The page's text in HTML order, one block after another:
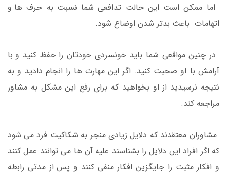
اما ممکن است این حالت تدافعی شما نسبت به حرف ها و
اتهامات باعث بدتر شدن اوضاع شود.
در چنین مواقعی شما باید خونسردی خودتان را حفظ کنید و با
آرامش با او صحبت کنید. اگر این مهارت ها را انجام دادید و به
نتیجه نرسیدید از او بخواهید که برای رفع این مشکل به مشاور
مراجعه کند.
مشاوران معتقدند که دلایل زیادی منجر به شکاکیت فرد می شود
که اگر افراد این دلایل را بشناسند علیه آن ها می توانند عمل کنند
و افکار مثبت را جایگزین افکار منفی کنند و پس از مدتی رابطه